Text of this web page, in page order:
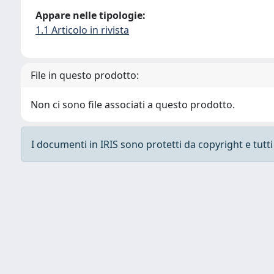
Appare nelle tipologie:
1.1 Articolo in rivista
File in questo prodotto:
Non ci sono file associati a questo prodotto.
I documenti in IRIS sono protetti da copyright e